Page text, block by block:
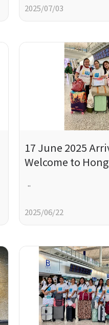
2025/07/03
17 June 2025
Welcome to
..
2025/06/22